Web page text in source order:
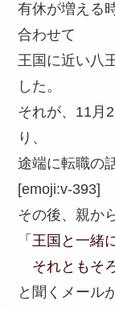
有休が増える
合わせて
王国に近い八
した。
それが、11月
り、
途端に転職の
[emoji:v-393]
その後、親か
「王国と一緒
それともそ
と聞くメール